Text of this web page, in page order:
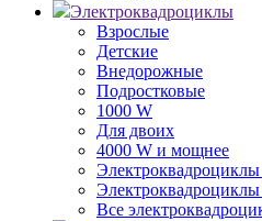
Электроквадроциклы
Взрослые
Детские
Внедорожные
Подростковые
1000 W
Для двоих
4000 W и мощнее
Электроквадроциклы
Все